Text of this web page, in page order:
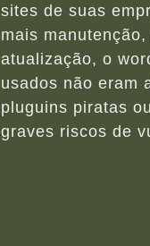
sites de suas
mais
atualização, o
usados não eram
pluguins piratas
graves riscos de